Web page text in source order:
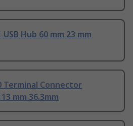
USB Hub 60 mm 23 mm
Terminal Connector
mm 36.3mm